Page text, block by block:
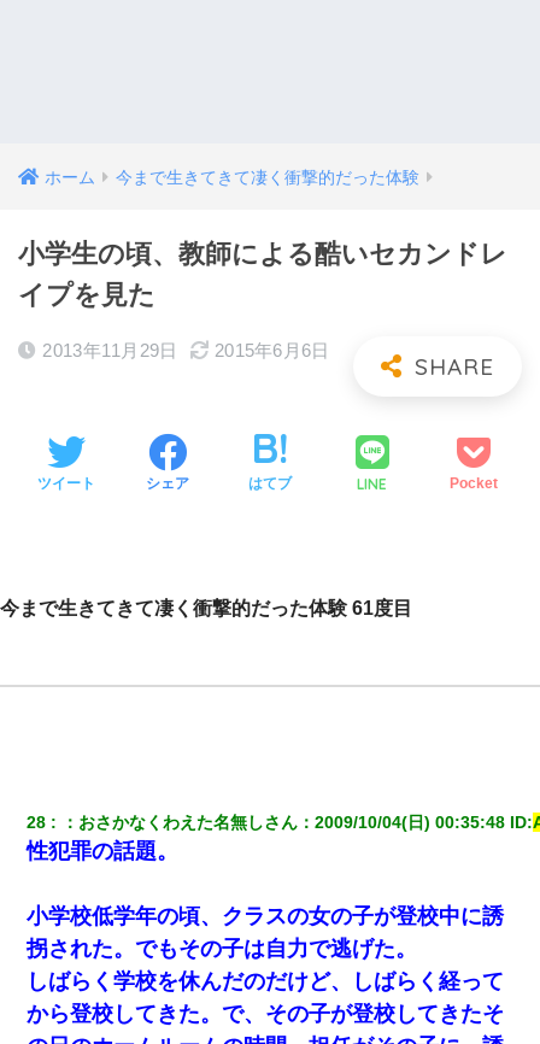
ホーム 今まで生きてきて凄く衝撃的だった体験
小学生の頃、教師による酷いセカンドレ
イプを見た
2013年11月29日 2015年6月6日
ツイート シェア はてブ LINE Pocket
今まで生きてきて凄く衝撃的だった体験 61度目
28 ： おさかなくわえた名無しさん ：2009/10/04(日) 00:35:48 ID:
性犯罪の話題。
小学校低学年の頃、クラスの女の子が登校中に誘
拐された。でもその子は自力で逃げた。
しばらく学校を休んだのだけど、しばらく経って
から登校してきた。で、その子が登校してきたそ